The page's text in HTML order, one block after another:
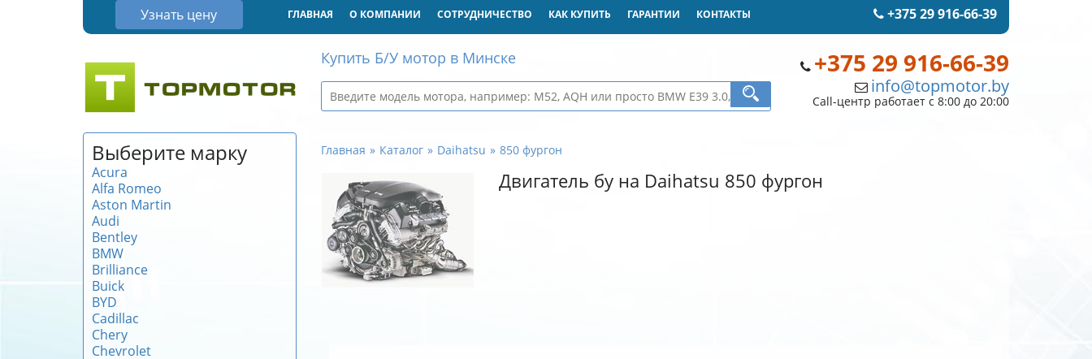
Узнать цену +375 29 916-66-39
ГЛАВНАЯ О КОМПАНИИ СОТРУДНИЧЕСТВО КАК КУПИТЬ ГАРАНТИИ КОНТАКТЫ
+375 29 916-66-39
info@topmotor.by
Call-центр работает с 8:00 до 20:00
Купить Б/У мотор в Минске
Выберите марку
Acura
Alfa Romeo
Aston Martin
Audi
Bentley
BMW
Brilliance
Buick
BYD
Cadillac
Chery
Chevrolet
Главная Каталог Daihatsu 850 фургон
Двигатель бу на Daihatsu 850 фургон